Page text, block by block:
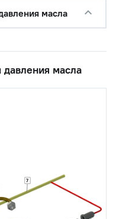
масла
давления масла
7